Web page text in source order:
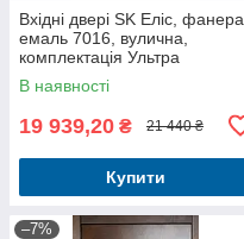
Вхідні двері SK Еліс, фанера,
емаль 7016, вулична,
комплектація Ультра
В наявності
19 939,20 ₴ 21 440 ₴
Купити
–7%